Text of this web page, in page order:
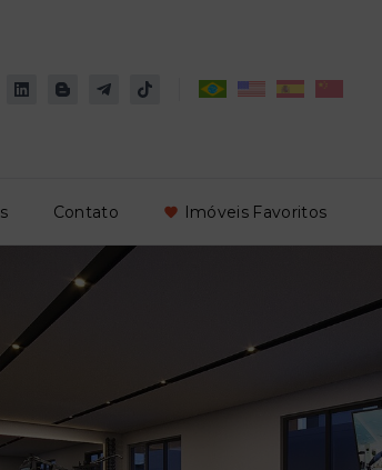
Contato Imóveis Favoritos